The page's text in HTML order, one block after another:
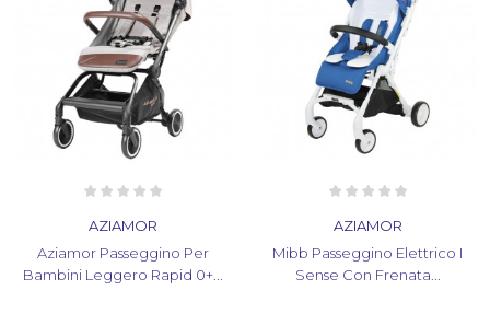
AZIAMOR
Aziamor Passeggino Per
Bambini Leggero Rapid 0+...
AZIAMOR
Mibb Passeggino Elettrico I
Sense Con Frenata...